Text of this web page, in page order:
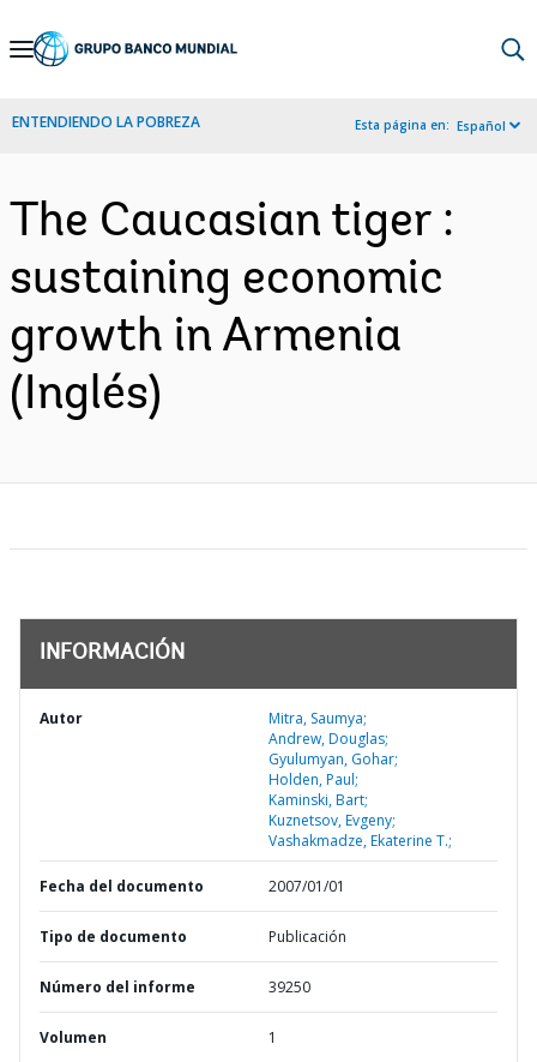
Skip
Navigation
ENTENDIENDO LA POBREZA Esta página en: Español
The Caucasian tiger :
sustaining economic
growth in Armenia
(Inglés)
INFORMACIÓN
Autor
Mitra, Saumya;
Andrew, Douglas;
Gyulumyan, Gohar;
Holden, Paul;
Kaminski, Bart;
Kuznetsov, Evgeny;
Vashakmadze, Ekaterine T.;
Fecha del documento 2007/01/01
Tipo de documento Publicación
Número del informe 39250
Volumen 1